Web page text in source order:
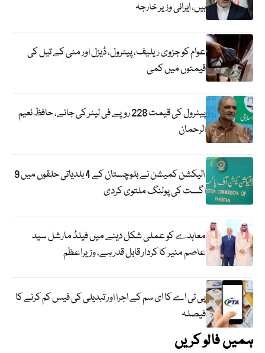
ہیں، ایرانی وزیر خارجہ
عوام کو جزوی ریلیف، پیٹرول، ڈیزل اور مٹی کے تیل کی
قیمتوں میں کمی
پیٹرول کی قیمت 228 روپے فی لیٹر کی جائے، حافظ نعیم
الرحمان
الیکشن کمیشن نے بلوچستان کے 4 بلدیاتی حلقوں میں 9
اگست کی پولنگ ملتوی کردی
معاہدے کو عملی شکل دینے میں فیلڈ مارشل سید
عاصم منیر کا کردار قابل قدر ہے، وزیراعظم
پی ٹی اے کا ای سم کے اجرا اور تبدیلی کی فیس کم کرنے کا
فیصلہ
ہمیں فالو کریں